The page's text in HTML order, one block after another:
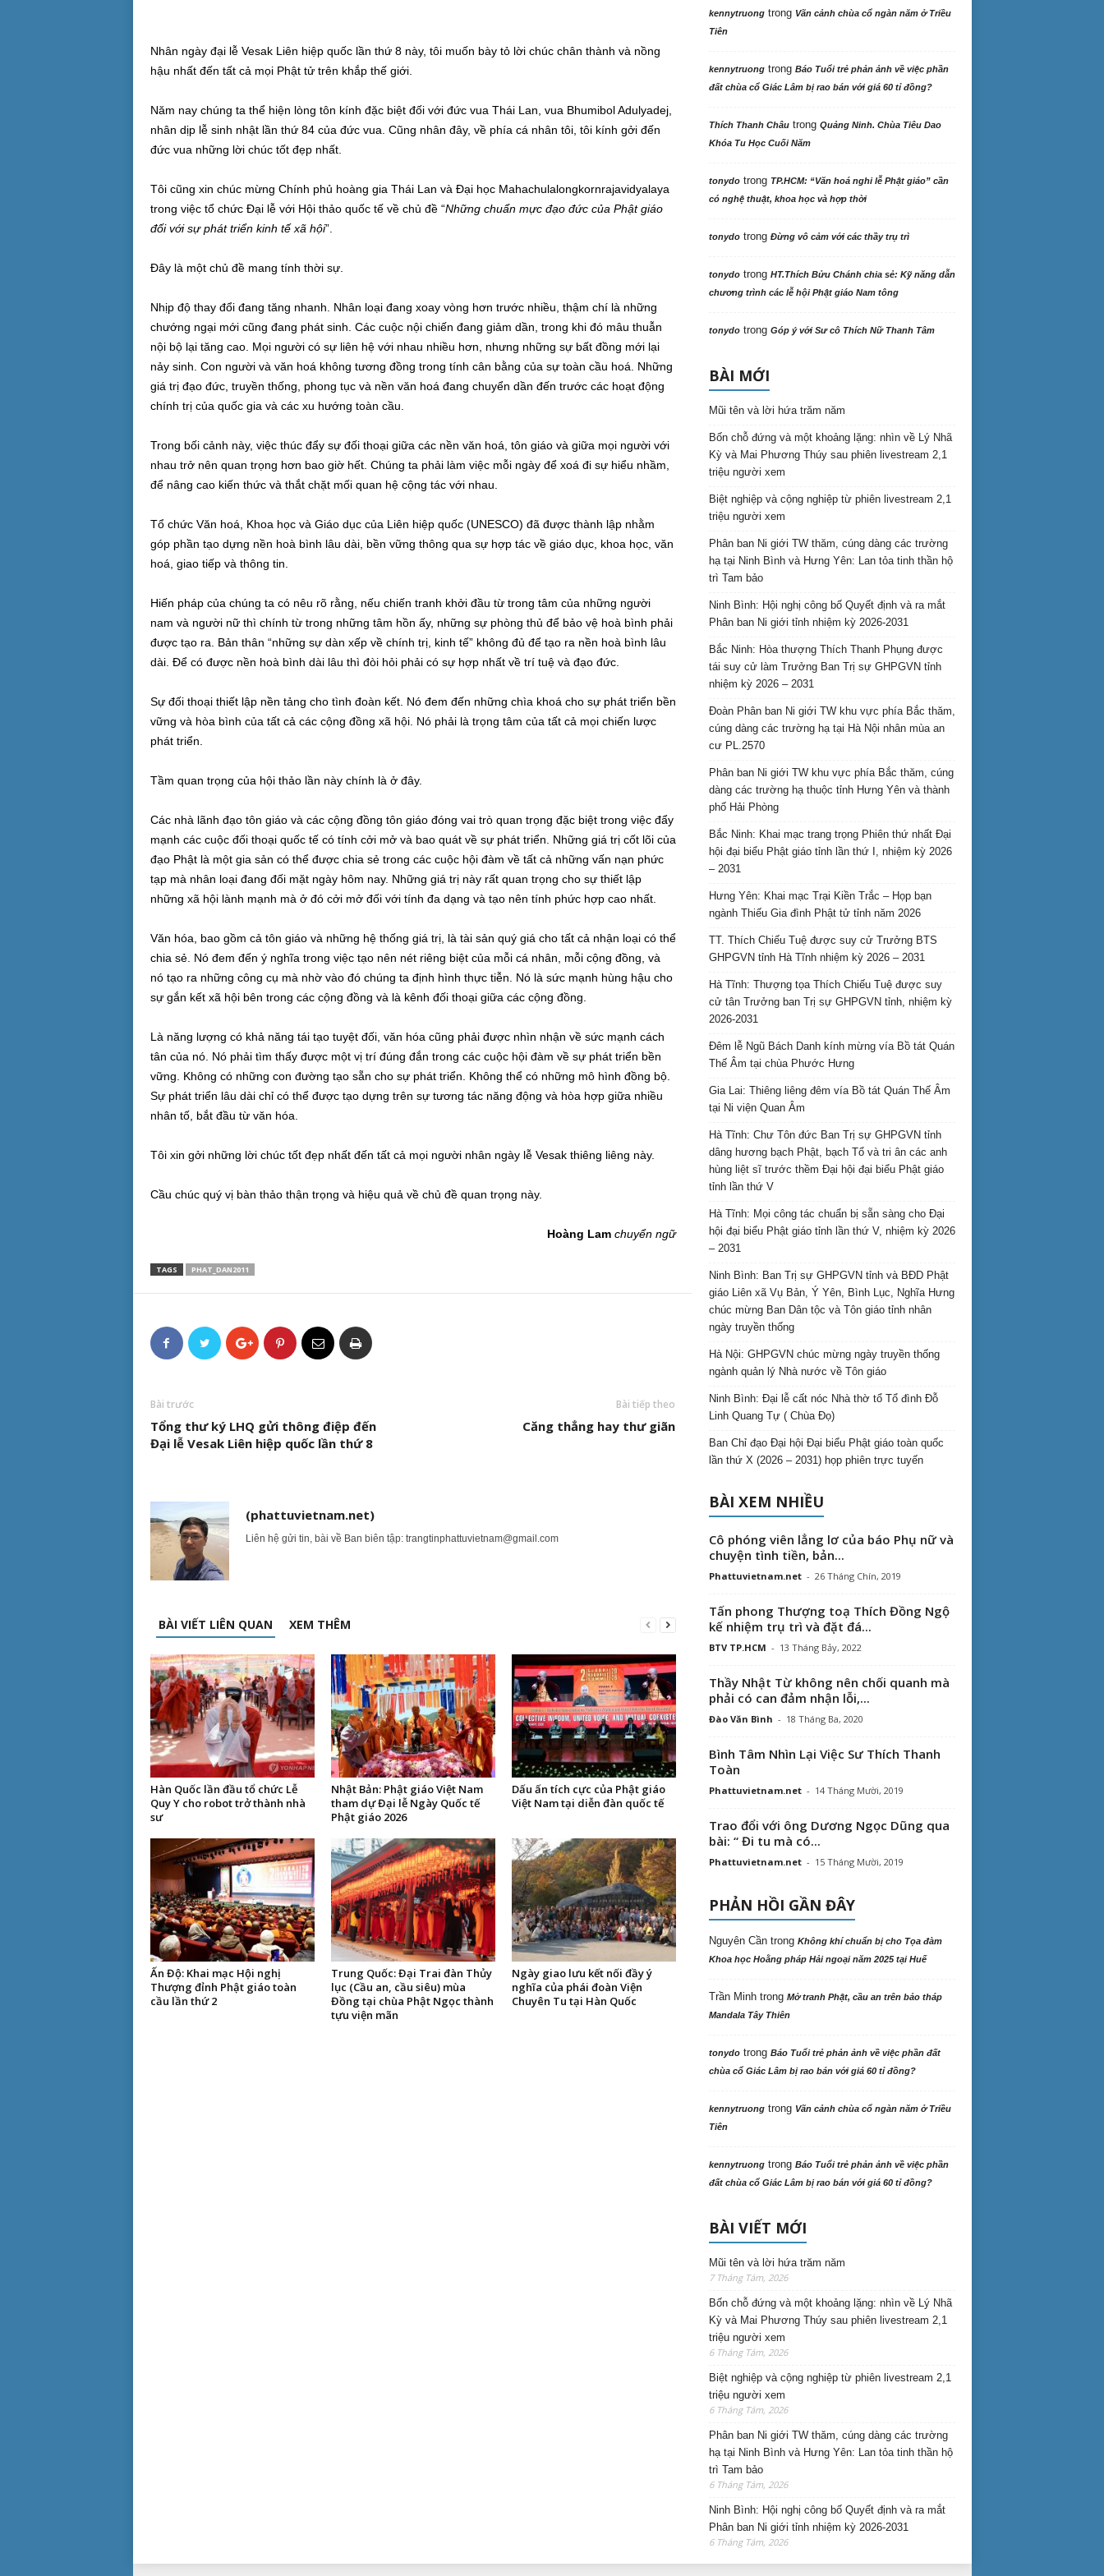
Nhân ngày đại lễ Vesak Liên hiệp quốc lần thứ 8 này, tôi muốn bày tỏ lời chúc chân thành và nồng
hậu nhất đến tất cả mọi Phật tử trên khắp thế giới.
Năm nay chúng ta thể hiện lòng tôn kính đặc biệt đối với đức vua Thái Lan, vua Bhumibol Adulyadej,
nhân dịp lễ sinh nhật lần thứ 84 của đức vua. Cũng nhân đây, về phía cá nhân tôi, tôi kính gởi đến
đức vua những lời chúc tốt đẹp nhất.
Tôi cũng xin chúc mừng Chính phủ hoàng gia Thái Lan và Đại học Mahachulalongkornrajavidyalaya
trong việc tổ chức Đại lễ với Hội thảo quốc tế về chủ đề “Những chuẩn mực đạo đức của Phật giáo
đối với sự phát triển kinh tế xã hội”.
Đây là một chủ đề mang tính thời sự.
Nhịp độ thay đổi đang tăng nhanh. Nhân loại đang xoay vòng hơn trước nhiều, thậm chí là những
chướng ngại mới cũng đang phát sinh. Các cuộc nội chiến đang giảm dần, trong khi đó mâu thuẫn
nội bộ lại tăng cao. Mọi người có sự liên hệ với nhau nhiều hơn, nhưng những sự bất đồng mới lại
nảy sinh. Con người và văn hoá không tương đồng trong tính cân bằng của sự toàn cầu hoá. Những
giá trị đạo đức, truyền thống, phong tục và nền văn hoá đang chuyển dần đến trước các hoạt động
chính trị của quốc gia và các xu hướng toàn cầu.
Trong bối cảnh này, việc thúc đẩy sự đối thoại giữa các nền văn hoá, tôn giáo và giữa mọi người với
nhau trở nên quan trọng hơn bao giờ hết. Chúng ta phải làm việc mỗi ngày để xoá đi sự hiểu nhầm,
để nâng cao kiến thức và thắt chặt mối quan hệ cộng tác với nhau.
Tổ chức Văn hoá, Khoa học và Giáo dục của Liên hiệp quốc (UNESCO) đã được thành lập nhằm
góp phần tạo dựng nền hoà bình lâu dài, bền vững thông qua sự hợp tác về giáo dục, khoa học, văn
hoá, giao tiếp và thông tin.
Hiến pháp của chúng ta có nêu rõ rằng, nếu chiến tranh khởi đầu từ trong tâm của những người
nam và người nữ thì chính từ trong những tâm hồn ấy, những sự phòng thủ để bảo vệ hoà bình phải
được tạo ra. Bản thân “những sự dàn xếp về chính trị, kinh tế” không đủ để tạo ra nền hoà bình lâu
dài. Để có được nền hoà bình dài lâu thì đòi hỏi phải có sự hợp nhất về trí tuệ và đạo đức.
Sự đối thoại thiết lập nền tảng cho tình đoàn kết. Nó đem đến những chìa khoá cho sự phát triển bền
vững và hòa bình của tất cả các cộng đồng xã hội. Nó phải là trọng tâm của tất cả mọi chiến lược
phát triển.
Tầm quan trọng của hội thảo lần này chính là ở đây.
Các nhà lãnh đạo tôn giáo và các cộng đồng tôn giáo đóng vai trò quan trọng đặc biệt trong việc đẩy
mạnh các cuộc đối thoại quốc tế có tính cởi mở và bao quát về sự phát triển. Những giá trị cốt lõi của
đạo Phật là một gia sản có thể được chia sẻ trong các cuộc hội đàm về tất cả những vấn nạn phức
tạp mà nhân loại đang đối mặt ngày hôm nay. Những giá trị này rất quan trọng cho sự thiết lập
những xã hội lành mạnh mà ở đó cởi mở đối với tính đa dạng và tạo nên tính phức hợp cao nhất.
Văn hóa, bao gồm cả tôn giáo và những hệ thống giá trị, là tài sản quý giá cho tất cả nhận loại có thể
chia sẻ. Nó đem đến ý nghĩa trong việc tạo nên nét riêng biệt của mỗi cá nhân, mỗi cộng đồng, và
nó tạo ra những công cụ mà nhờ vào đó chúng ta định hình thực tiễn. Nó là sức mạnh hùng hậu cho
sự gắn kết xã hội bên trong các cộng đồng và là kênh đối thoại giữa các cộng đồng.
Là năng lượng có khả năng tái tạo tuyệt đối, văn hóa cũng phải được nhìn nhận về sức mạnh cách
tân của nó. Nó phải tìm thấy được một vị trí đúng đắn trong các cuộc hội đàm về sự phát triển bền
vững. Không có những con đường tạo sẵn cho sự phát triển. Không thể có những mô hình đồng bộ.
Sự phát triển lâu dài chỉ có thể được tạo dựng trên sự tương tác năng động và hòa hợp giữa nhiều
nhân tố, bắt đầu từ văn hóa.
Tôi xin gởi những lời chúc tốt đẹp nhất đến tất cả mọi người nhân ngày lễ Vesak thiêng liêng này.
Cầu chúc quý vị bàn thảo thận trọng và hiệu quả về chủ đề quan trọng này.
Hoàng Lam chuyển ngữ
TAGS PHAT_DAN2011
Bài trước
Tổng thư ký LHQ gửi thông điệp đến
Đại lễ Vesak Liên hiệp quốc lần thứ 8
Bài tiếp theo
Căng thẳng hay thư giãn
(phattuvietnam.net)
Liên hệ gửi tin, bài về Ban biên tập: trangtinphattuvietnam@gmail.com
BÀI VIẾT LIÊN QUAN XEM THÊM
Hàn Quốc lần đầu tổ chức Lễ
Quy Y cho robot trở thành nhà
sư
Nhật Bản: Phật giáo Việt Nam
tham dự Đại lễ Ngày Quốc tế
Phật giáo 2026
Dấu ấn tích cực của Phật giáo
Việt Nam tại diễn đàn quốc tế
Ấn Độ: Khai mạc Hội nghị
Thượng đỉnh Phật giáo toàn
cầu lần thứ 2
Trung Quốc: Đại Trai đàn Thủy
lục (Cầu an, cầu siêu) mùa
Đồng tại chùa Phật Ngọc thành
tựu viện mãn
Ngày giao lưu kết nối đầy ý
nghĩa của phái đoàn Viện
Chuyên Tu tại Hàn Quốc
kennytruongtrong Vãn cảnh chùa cổ ngàn năm ở Triều
Tiên
kennytruongtrong Báo Tuổi trẻ phản ảnh về việc phần
đất chùa cổ Giác Lâm bị rao bán với giá 60 tỉ đồng?
Thích Thanh Châutrong Quảng Ninh. Chùa Tiêu Dao
Khóa Tu Học Cuối Năm
tonydotrong TP.HCM: “Văn hoá nghi lễ Phật giáo” cần
có nghệ thuật, khoa học và hợp thời
tonydotrong Đừng vô cảm với các thầy trụ trì
tonydotrong HT.Thích Bửu Chánh chia sẻ: Kỹ năng dẫn
chương trình các lễ hội Phật giáo Nam tông
tonydotrong Góp ý với Sư cô Thích Nữ Thanh Tâm
BÀI MỚI
Mũi tên và lời hứa trăm năm
Bốn chỗ đứng và một khoảng lặng: nhìn về Lý Nhã
Kỳ và Mai Phương Thúy sau phiên livestream 2,1
triệu người xem
Biệt nghiệp và cộng nghiệp từ phiên livestream 2,1
triệu người xem
Phân ban Ni giới TW thăm, cúng dàng các trường
hạ tại Ninh Bình và Hưng Yên: Lan tỏa tinh thần hộ
trì Tam bảo
Ninh Bình: Hội nghị công bố Quyết định và ra mắt
Phân ban Ni giới tỉnh nhiệm kỳ 2026-2031
Bắc Ninh: Hòa thượng Thích Thanh Phụng được
tái suy cử làm Trưởng Ban Trị sự GHPGVN tỉnh
nhiệm kỳ 2026 – 2031
Đoàn Phân ban Ni giới TW khu vực phía Bắc thăm,
cúng dàng các trường hạ tại Hà Nội nhân mùa an
cư PL.2570
Phân ban Ni giới TW khu vực phía Bắc thăm, cúng
dàng các trường hạ thuộc tỉnh Hưng Yên và thành
phố Hải Phòng
Bắc Ninh: Khai mạc trang trọng Phiên thứ nhất Đại
hội đại biểu Phật giáo tỉnh lần thứ I, nhiệm kỳ 2026
– 2031
Hưng Yên: Khai mạc Trại Kiền Trắc – Họp bạn
ngành Thiếu Gia đình Phật tử tỉnh năm 2026
TT. Thích Chiếu Tuệ được suy cử Trưởng BTS
GHPGVN tỉnh Hà Tĩnh nhiệm kỳ 2026 – 2031
Hà Tĩnh: Thượng tọa Thích Chiếu Tuệ được suy
cử tân Trưởng ban Trị sự GHPGVN tỉnh, nhiệm kỳ
2026-2031
Đêm lễ Ngũ Bách Danh kính mừng vía Bồ tát Quán
Thế Âm tại chùa Phước Hưng
Gia Lai: Thiêng liêng đêm vía Bồ tát Quán Thế Âm
tại Ni viện Quan Âm
Hà Tĩnh: Chư Tôn đức Ban Trị sự GHPGVN tỉnh
dâng hương bạch Phật, bạch Tổ và tri ân các anh
hùng liệt sĩ trước thềm Đại hội đại biểu Phật giáo
tỉnh lần thứ V
Hà Tĩnh: Mọi công tác chuẩn bị sẵn sàng cho Đại
hội đại biểu Phật giáo tỉnh lần thứ V, nhiệm kỳ 2026
– 2031
Ninh Bình: Ban Trị sự GHPGVN tỉnh và BĐD Phật
giáo Liên xã Vụ Bản, Ý Yên, Bình Lục, Nghĩa Hưng
chúc mừng Ban Dân tộc và Tôn giáo tỉnh nhân
ngày truyền thống
Hà Nội: GHPGVN chúc mừng ngày truyền thống
ngành quản lý Nhà nước về Tôn giáo
Ninh Bình: Đại lễ cất nóc Nhà thờ tổ Tổ đình Đỗ
Linh Quang Tự ( Chùa Đọ)
Ban Chỉ đạo Đại hội Đại biểu Phật giáo toàn quốc
lần thứ X (2026 – 2031) họp phiên trực tuyến
BÀI XEM NHIỀU
Cô phóng viên lẳng lơ của báo Phụ nữ và
chuyện tình tiền, bản...
Phattuvietnam.net - 26 Tháng Chín, 2019
Tấn phong Thượng toạ Thích Đồng Ngộ
kế nhiệm trụ trì và đặt đá...
BTV TP.HCM - 13 Tháng Bảy, 2022
Thầy Nhật Từ không nên chối quanh mà
phải có can đảm nhận lỗi,...
Đào Văn Bình - 18 Tháng Ba, 2020
Bình Tâm Nhìn Lại Việc Sư Thích Thanh
Toàn
Phattuvietnam.net - 14 Tháng Mười, 2019
Trao đổi với ông Dương Ngọc Dũng qua
bài: “ Đi tu mà có...
Phattuvietnam.net - 15 Tháng Mười, 2019
PHẢN HỒI GẦN ĐÂY
Nguyên Cầntrong Không khí chuẩn bị cho Tọa đàm
Khoa học Hoằng pháp Hải ngoại năm 2025 tại Huế
Trần Minhtrong Mở tranh Phật, cầu an trên bảo tháp
Mandala Tây Thiên
tonydotrong Báo Tuổi trẻ phản ảnh về việc phần đất
chùa cổ Giác Lâm bị rao bán với giá 60 tỉ đồng?
kennytruongtrong Vãn cảnh chùa cổ ngàn năm ở Triều
Tiên
kennytruongtrong Báo Tuổi trẻ phản ảnh về việc phần
đất chùa cổ Giác Lâm bị rao bán với giá 60 tỉ đồng?
BÀI VIẾT MỚI
Mũi tên và lời hứa trăm năm
7 Tháng Tám, 2026
Bốn chỗ đứng và một khoảng lặng: nhìn về Lý Nhã
Kỳ và Mai Phương Thúy sau phiên livestream 2,1
triệu người xem
6 Tháng Tám, 2026
Biệt nghiệp và cộng nghiệp từ phiên livestream 2,1
triệu người xem
6 Tháng Tám, 2026
Phân ban Ni giới TW thăm, cúng dàng các trường
hạ tại Ninh Bình và Hưng Yên: Lan tỏa tinh thần hộ
trì Tam bảo
6 Tháng Tám, 2026
Ninh Bình: Hội nghị công bố Quyết định và ra mắt
Phân ban Ni giới tỉnh nhiệm kỳ 2026-2031
6 Tháng Tám, 2026